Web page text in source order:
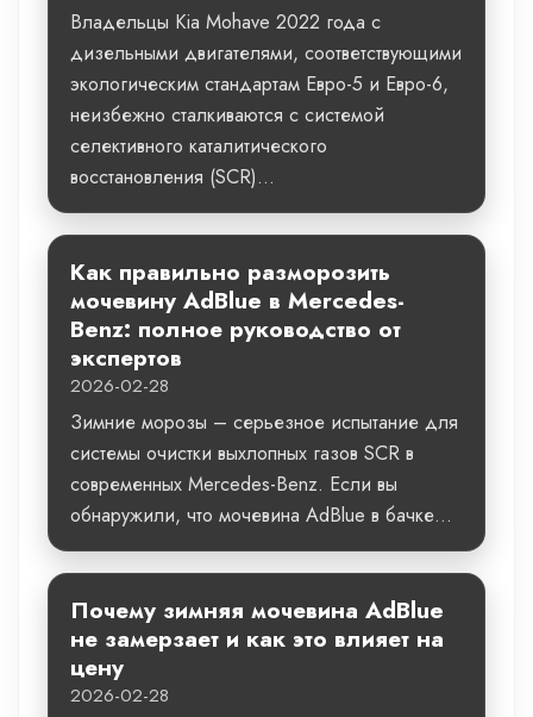
Владельцы Kia Mohave 2022 года с
дизельными двигателями, соответствующими
экологическим стандартам Евро-5 и Евро-6,
неизбежно сталкиваются с системой
селективного каталитического
восстановления (SCR)...
Как правильно разморозить
мочевину AdBlue в Mercedes-
Benz: полное руководство от
экспертов
2026-02-28
Зимние морозы – серьезное испытание для
системы очистки выхлопных газов SCR в
современных Mercedes-Benz. Если вы
обнаружили, что мочевина AdBlue в бачке...
Почему зимняя мочевина AdBlue
не замерзает и как это влияет на
цену
2026-02-28